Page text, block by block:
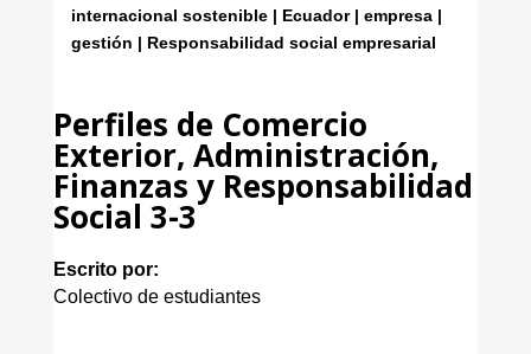
internacional sostenible | Ecuador | empresa |
gestión | Responsabilidad social empresarial
Perfiles de Comercio
Exterior, Administración,
Finanzas y Responsabilidad
Social 3-3
Escrito por:
Colectivo de estudiantes